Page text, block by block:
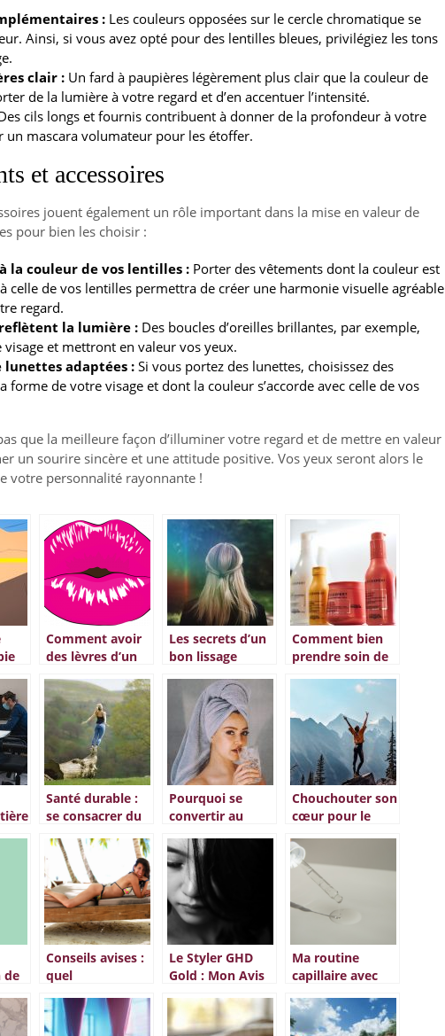
: Les couleurs opposées sur le cercle chromatique se
Ainsi, si vous avez opté pour des lentilles bleues, privilégiez les tons
clair : Un fard à paupières légèrement plus clair que la couleur de
de la lumière à votre regard et d’en accentuer l’intensité.
cils longs et fournis contribuent à donner de la profondeur à votre
un mascara volumateur pour les étoffer.
et accessoires
jouent également un rôle important dans la mise en valeur de
pour bien les choisir :
la couleur de vos lentilles : Porter des vêtements dont la couleur est
celle de vos lentilles permettra de créer une harmonie visuelle agréable
regard.
la lumière : Des boucles d’oreilles brillantes, par exemple,
et mettront en valeur vos yeux.
lunettes adaptées : Si vous portez des lunettes, choisissez des
de votre visage et dont la couleur s’accorde avec celle de vos
que la meilleure façon d’illuminer votre regard et de mettre en valeur
un sourire sincère et une attitude positive. Vos yeux seront alors le
votre personnalité rayonnante !
Comment avoir
des lèvres d’un
Les secrets d’un
bon lissage
Comment bien
prendre soin de
Santé durable :
se consacrer du
zen
Pourquoi se
convertir au
solide ?
Chouchouter son
cœur pour le
comment le
preserver ?
de
Conseils avises :
quel
sans trace ?
Le Styler GHD
Gold : Mon Avis
Parfait
Ma routine
capillaire avec
pour cheveux
fins